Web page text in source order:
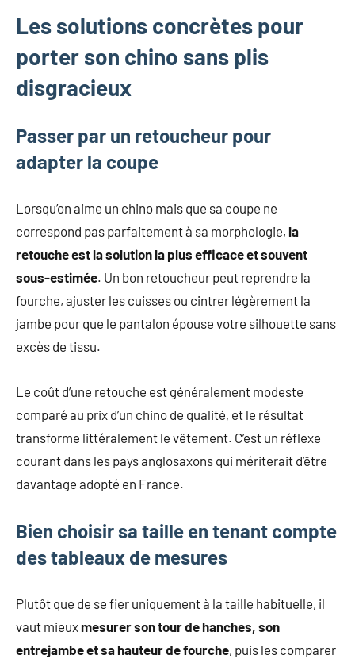
Les solutions concrètes pour
porter son chino sans plis
disgracieux
Passer par un retoucheur pour
adapter la coupe
Lorsqu’on aime un chino mais que sa coupe ne
correspond pas parfaitement à sa morphologie, la
retouche est la solution la plus efficace et souvent
sous-estimée. Un bon retoucheur peut reprendre la
fourche, ajuster les cuisses ou cintrer légèrement la
jambe pour que le pantalon épouse votre silhouette sans
excès de tissu.
Le coût d’une retouche est généralement modeste
comparé au prix d’un chino de qualité, et le résultat
transforme littéralement le vêtement. C’est un réflexe
courant dans les pays anglosaxons qui mériterait d’être
davantage adopté en France.
Bien choisir sa taille en tenant compte
des tableaux de mesures
Plutôt que de se fier uniquement à la taille habituelle, il
vaut mieuxmesurer son tour de hanches, son
entrejambe et sa hauteur de fourche, puis les comparer